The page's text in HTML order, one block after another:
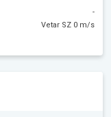
-
Vetar SZ 0 m/s